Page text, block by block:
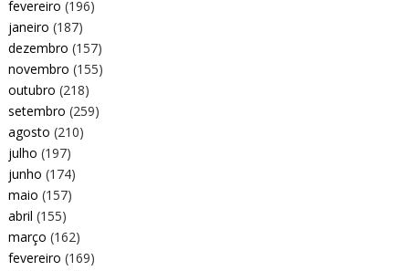
fevereiro (196)
janeiro (187)
dezembro (157)
novembro (155)
outubro (218)
setembro (259)
agosto (210)
julho (197)
junho (174)
maio (157)
abril (155)
março (162)
fevereiro (169)